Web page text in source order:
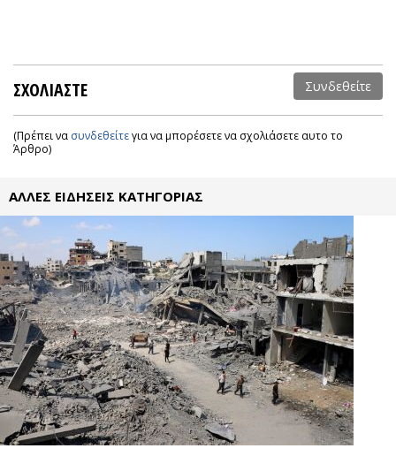
ΣΧΟΛΙΑΣΤΕ Συνδεθείτε
(Πρέπει να συνδεθείτεγια να μπορέσετε να σχολιάσετε αυτο το
Άρθρο)
ΑΛΛΕΣ ΕΙΔΗΣΕΙΣ ΚΑΤΗΓΟΡΙΑΣ